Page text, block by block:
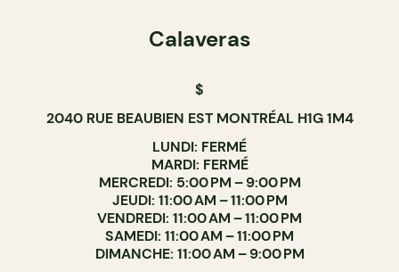
Calaveras
$
2040 RUE BEAUBIEN EST MONTRÉAL H1G 1M4
LUNDI: FERMÉ
MARDI: FERMÉ
MERCREDI: 5:00 PM – 9:00 PM
JEUDI: 11:00 AM – 11:00 PM
VENDREDI: 11:00 AM – 11:00 PM
SAMEDI: 11:00 AM – 11:00 PM
DIMANCHE: 11:00 AM – 9:00 PM